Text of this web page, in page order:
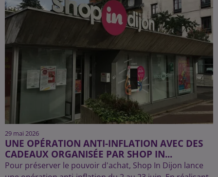
29 mai 2026
UNE OPÉRATION ANTI-INFLATION AVEC DES
CADEAUX ORGANISÉE PAR SHOP IN...
Pour préserver le pouvoir d'achat, Shop In Dijon lance